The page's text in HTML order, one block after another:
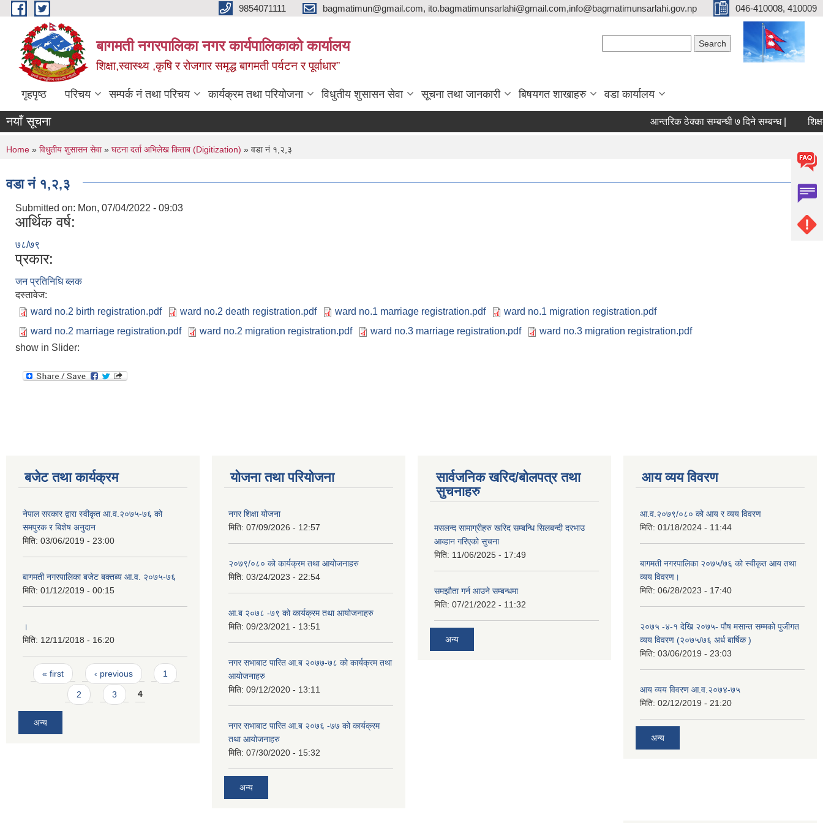
Skip to main content 9854071111 bagmatimun@gmail.com, ito.bagmatimunsarlahi@gmail.com,info@bagmatimunsarlahi.gov.np 046-410008, 410009
बागमती नगरपालिका नगर कार्यपालिकाको कार्यालय
शिक्षा,स्वास्थ्य ,कृषि र रोजगार समृद्ध बागमती पर्यटन र पूर्वाधार”
गृहपृष्ठ परिचय सम्पर्क नं तथा परिचय कार्यक्रम तथा परियोजना विधुतीय शुसासन सेवा सूचना तथा जानकारी बिषयगत शाखाहरु वडा कार्यालय
नयाँ सूचना आन्तरिक ठेक्का सम्बन्धी ७ दिने सम्बन्ध |
You are here
Home » विधुतीय शुसासन सेवा» घटना दर्ता अभिलेख किताब (Digitization) » वडा नं १,२,३
वडा नं १,२,३
Submitted on: Mon, 07/04/2022 - 09:03
आर्थिक वर्ष:
७८/७९
प्रकार:
जन प्रतिनिधि ब्लक
दस्तावेज:
ward no.2 birth registration.pdf
ward no.2 death registration.pdf ward no.1 marriage registration.pdf
ward no.1 migration registration.pdf
ward no.2 marriage registration.pdf
ward no.2 migration registration.pdf ward no.3 marriage registration.pdf
ward no.3 migration registration.pdf
show in Slider:
बजेट तथा कार्यक्रम
नेपाल सरकार द्वारा स्वीकृत आ.व.२०७५-७६ को
समपुरक र बिशेष अनुदान
मिति: 03/06/2019 - 23:00
बागमती नगरपालिका बजेट बक्तब्य आ.व. २०७५-७६
मिति: 01/12/2019 - 00:15
।
मिति: 12/11/2018 - 16:20
Pages
« first ‹ previous 1
2 3 4
अन्य
योजना तथा परियोजना
नगर शिक्षा योजना
मिति: 07/09/2026 - 12:57
२०७९/०८० को कार्यक्रम तथा आयोजनाहरु
मिति: 03/24/2023 - 22:54
आ.ब २०७८ -७९ को कार्यक्रम तथा आयोजनाहरु
मिति: 09/23/2021 - 13:51
नगर सभाबाट पारित आ.ब २०७७-७८ को कार्यक्रम तथा
आयोजनाहरु
मिति: 09/12/2020 - 13:11
नगर सभाबाट पारित आ.ब २०७६ -७७ को कार्यक्रम
तथा आयोजनाहरु
मिति: 07/30/2020 - 15:32
अन्य
सार्वजनिक खरिद/बोलपत्र तथा
सुचनाहरु
मसलन्द सामाग्रीहरु खरिद सम्बन्धि सिलबन्दी दरभाउ
आव्हान गरिएको सुचना
मिति: 11/06/2025 - 17:49
समझौता गर्न आउने सम्बन्धमा
मिति: 07/21/2022 - 11:32
अन्य
आय व्यय विवरण
आ.व.२०७९/०८० को आय र व्यय विवरण
मिति: 01/18/2024 - 11:44
बागमती नगरपालिका २०७५/७६ को स्वीकृत आय तथा
व्यय विवरण।
मिति: 06/28/2023 - 17:40
२०७५ -४-१ देखि २०७५- पौष मसान्त सम्मको पुजीगत
व्यय विवरण (२०७५/७६ अर्ध बार्षिक )
मिति: 03/06/2019 - 23:03
आय व्यय विवरण आ.व.२०७४-७५
मिति: 02/12/2019 - 21:20
अन्य